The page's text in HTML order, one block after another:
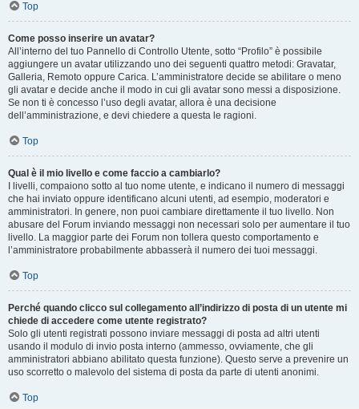
Top
Come posso inserire un avatar?
All’interno del tuo Pannello di Controllo Utente, sotto “Profilo” è possibile
aggiungere un avatar utilizzando uno dei seguenti quattro metodi: Gravatar,
Galleria, Remoto oppure Carica. L’amministratore decide se abilitare o meno
gli avatar e decide anche il modo in cui gli avatar sono messi a disposizione.
Se non ti è concesso l’uso degli avatar, allora è una decisione
dell’amministrazione, e devi chiedere a questa le ragioni.
Top
Qual è il mio livello e come faccio a cambiarlo?
I livelli, compaiono sotto al tuo nome utente, e indicano il numero di messaggi
che hai inviato oppure identificano alcuni utenti, ad esempio, moderatori e
amministratori. In genere, non puoi cambiare direttamente il tuo livello. Non
abusare del Forum inviando messaggi non necessari solo per aumentare il tuo
livello. La maggior parte dei Forum non tollera questo comportamento e
l’amministratore probabilmente abbasserà il numero dei tuoi messaggi.
Top
Perché quando clicco sul collegamento all’indirizzo di posta di un utente mi
chiede di accedere come utente registrato?
Solo gli utenti registrati possono inviare messaggi di posta ad altri utenti
usando il modulo di invio posta interno (ammesso, ovviamente, che gli
amministratori abbiano abilitato questa funzione). Questo serve a prevenire un
uso scorretto o malevolo del sistema di posta da parte di utenti anonimi.
Top